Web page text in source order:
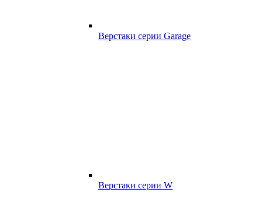
Верстаки серии Garage
Верстаки серии W